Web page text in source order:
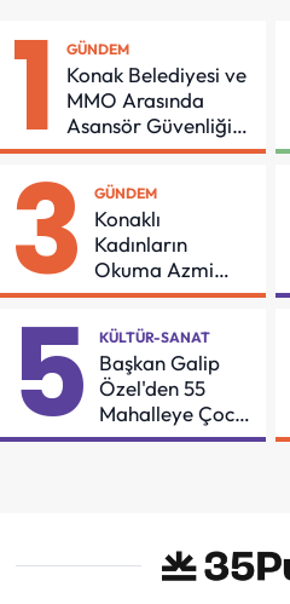
1 GÜNDEM
Konak Belediyesi ve
MMO Arasında
Asansör Güvenliği
İçin Önemli Protokol
3 GÜNDEM
Konaklı
Kadınların
Okuma Azmi
Örnek Oldu
5 KÜLTÜR-SANAT
Başkan Galip
Özel'den 55
Mahalleye Çocuk
Şenliği